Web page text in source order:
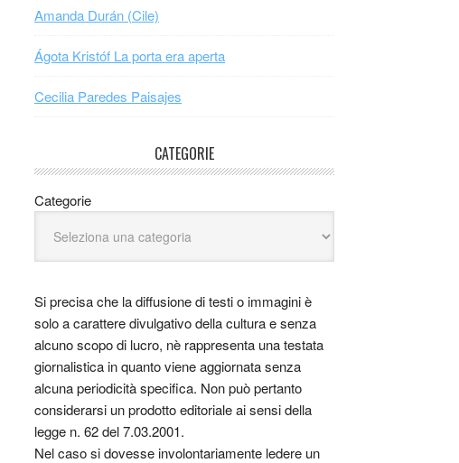
Amanda Durán (Cile)
Ágota Kristóf La porta era aperta
Cecilia Paredes Paisajes
CATEGORIE
Categorie
Si precisa che la diffusione di testi o immagini è
solo a carattere divulgativo della cultura e senza
alcuno scopo di lucro, nè rappresenta una testata
giornalistica in quanto viene aggiornata senza
alcuna periodicità specifica. Non può pertanto
considerarsi un prodotto editoriale ai sensi della
legge n. 62 del 7.03.2001.
Nel caso si dovesse involontariamente ledere un